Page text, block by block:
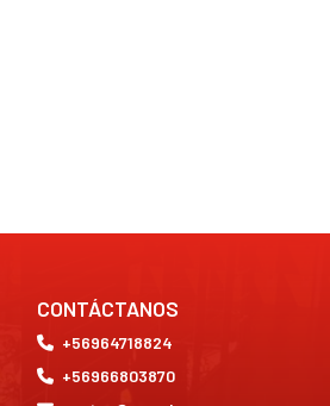
CONTÁCTANOS
+56964718824
+56966803870